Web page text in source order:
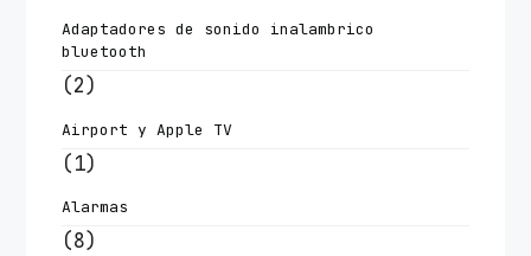
Adaptadores de sonido inalambrico
bluetooth
(2)
Airport y Apple TV
(1)
Alarmas
(8)